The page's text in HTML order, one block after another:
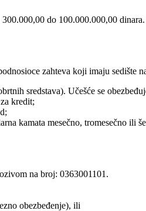
do 100.000.000,00
zahteva koji imaju sedište
sredstava). Učešće se
kredit;
kamata mesečno, tromesečno ili
na broj: 0363001101.
obezbeđenje), ili